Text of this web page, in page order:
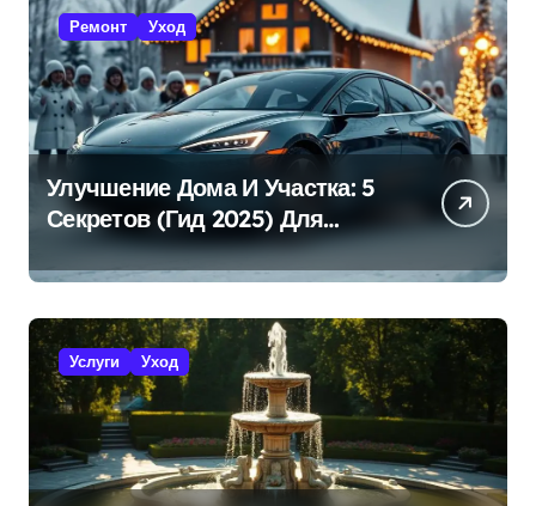
Ремонт Уход
Улучшение Дома И Участка: 5
Секретов (Гид 2025) Для
Эффективной Работы!
Услуги Уход